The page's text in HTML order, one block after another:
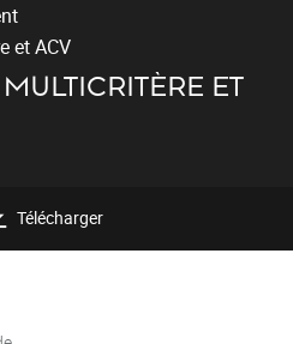
et ACV
ET
Télécharger